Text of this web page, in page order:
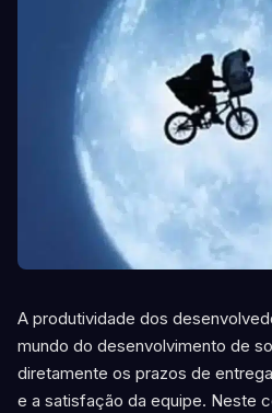
A produtividade dos
mundo do desenvolvimento de
diretamente os prazos de
e a satisfação da equipe. Neste